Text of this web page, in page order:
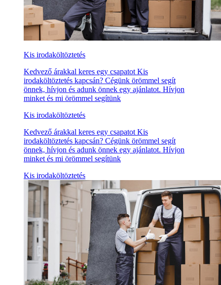
Kis irodaköltöztetés
Kedvező árakkal keres egy csapatot Kis
irodaköltöztetés kapcsán? Cégünk örömmel segít
önnek, hívjon és adunk önnek egy ajánlatot. Hívjon
minket és mi örömmel segítünk
Kis irodaköltöztetés
Kedvező árakkal keres egy csapatot Kis
irodaköltöztetés kapcsán? Cégünk örömmel segít
önnek, hívjon és adunk önnek egy ajánlatot. Hívjon
minket és mi örömmel segítünk
Kis irodaköltöztetés